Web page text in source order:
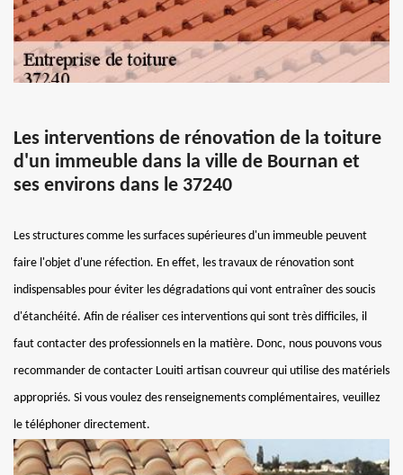
Les interventions de rénovation de la toiture
d'un immeuble dans la ville de Bournan et
ses environs dans le 37240
Les structures comme les surfaces supérieures d'un immeuble peuvent
faire l'objet d'une réfection. En effet, les travaux de rénovation sont
indispensables pour éviter les dégradations qui vont entraîner des soucis
d'étanchéité. Afin de réaliser ces interventions qui sont très difficiles, il
faut contacter des professionnels en la matière. Donc, nous pouvons vous
recommander de contacter Louiti artisan couvreur qui utilise des matériels
appropriés. Si vous voulez des renseignements complémentaires, veuillez
le téléphoner directement.